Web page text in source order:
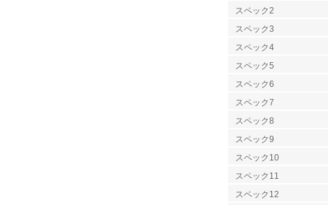
スペック2
スペック3
スペック4
スペック5
スペック6
スペック7
スペック8
スペック9
スペック10
スペック11
スペック12